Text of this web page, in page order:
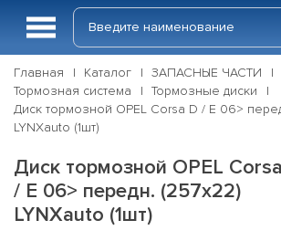
Главная Каталог
ЗАПАСНЫЕ ЧАСТИ
Тормозная система
Тормозные диски
Диск тормозной OPEL Corsa D / E 06>
LYNXauto (1шт)
Диск тормозной OPEL
/ E 06> передн. (257x22)
LYNXauto (1шт)